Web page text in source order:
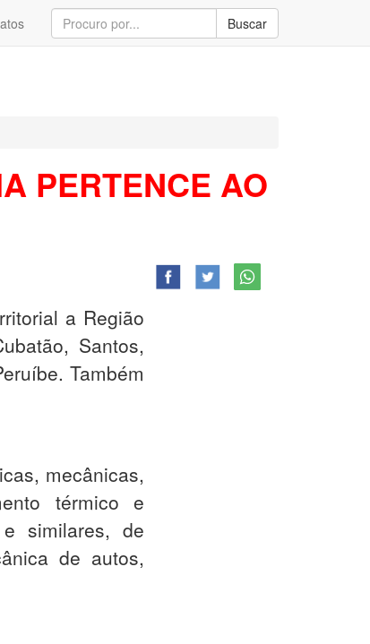
Buscar
PERTENCE AO
a Região
Santos,
Também
mecânicas,
térmico e
similares, de
de autos,